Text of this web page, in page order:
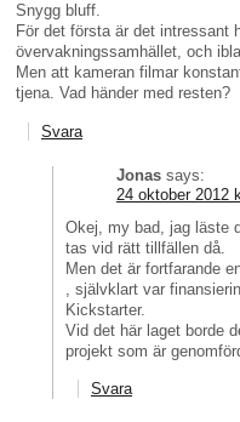
Snygg bluff.
För det första är det intressant
övervakningssamhället, och
Men att kameran filmar
tjena. Vad händer med resten?
Svara
Jonas says:
24 oktober 2012
Okej, my bad, jag läste
tas vid rätt tillfällen då.
Men det är fortfarande
, självklart var
Kickstarter.
Vid det här laget borde
projekt som är
Svara